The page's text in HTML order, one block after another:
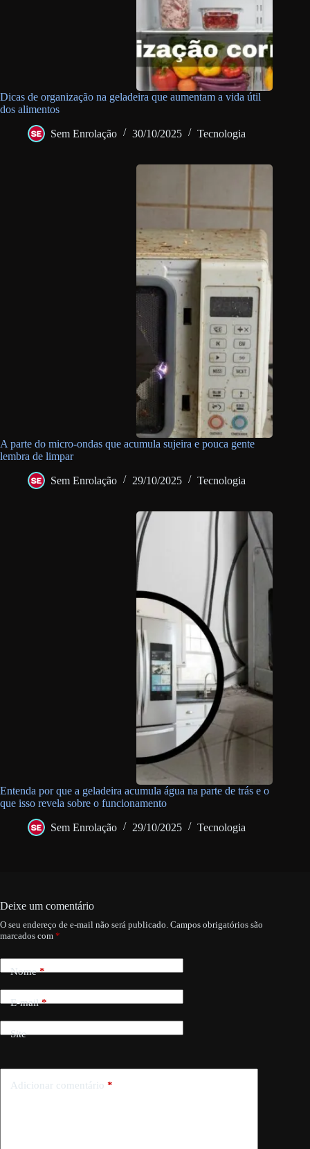
Dicas de organização na geladeira que aumentam a vida útil
dos alimentos
Sem Enrolação 30/10/2025 Tecnologia
A parte do micro-ondas que acumula sujeira e pouca gente
lembra de limpar
Sem Enrolação 29/10/2025 Tecnologia
Entenda por que a geladeira acumula água na parte de trás e o
que isso revela sobre o funcionamento
Sem Enrolação 29/10/2025 Tecnologia
Deixe um comentário
O seu endereço de e-mail não será publicado. Campos obrigatórios são
marcados com *
Nome*
E-mail*
Site
Adicionar comentário *